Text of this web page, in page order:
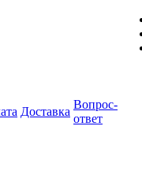
Доставка
Вопрос-
ответ